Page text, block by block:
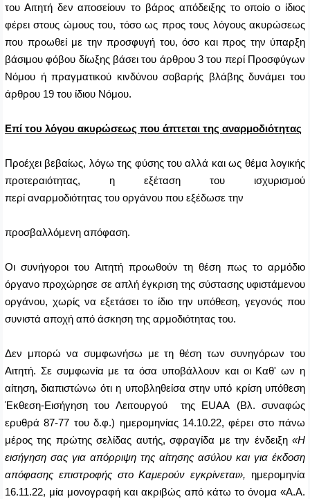
του Αιτητή δεν αποσείουν το βάρος απόδειξης το οποίο ο ίδιος
φέρει στους ώμους του, τόσο ως προς τους λόγους ακυρώσεως
που προωθεί με την προσφυγή του, όσο και προς την ύπαρξη
βάσιμου φόβου δίωξης βάσει του άρθρου 3 του περί Προσφύγων
Νόμου ή πραγματικού κινδύνου σοβαρής βλάβης δυνάμει του
άρθρου 19 του ίδιου Νόμου.
Επί του λόγου ακυρώσεως που άπτεται της αναρμοδιότητας
Προέχει βεβαίως, λόγω της φύσης του αλλά και ως θέμα λογικής
προτεραιότητας, η εξέταση του ισχυρισμού
περί αναρμοδιότητας του οργάνου που εξέδωσε την
προσβαλλόμενη απόφαση.
Οι συνήγοροι του Αιτητή προωθούν τη θέση πως το αρμόδιο
όργανο προχώρησε σε απλή έγκριση της σύστασης υφιστάμενου
οργάνου, χωρίς να εξετάσει το ίδιο την υπόθεση, γεγονός που
συνιστά αποχή από άσκηση της αρμοδιότητας του.
Δεν μπορώ να συμφωνήσω με τη θέση των συνηγόρων του
Αιτητή. Σε συμφωνία με τα όσα υποβάλλουν και οι Καθ' ων η
αίτηση, διαπιστώνω ότι η υποβληθείσα στην υπό κρίση υπόθεση
Έκθεση-Εισήγηση του Λειτουργού της EUAA (Βλ. συναφώς
ερυθρά 87-77 του δ.φ.) ημερομηνίας 14.10.22, φέρει στο πάνω
μέρος της πρώτης σελίδας αυτής, σφραγίδα με την ένδειξη «Η
εισήγηση σας για απόρριψη της αίτησης ασύλου και για έκδοση
απόφασης επιστροφής στο Καμερούν εγκρίνεται», ημερομηνία
16.11.22, μία μονογραφή και ακριβώς από κάτω το όνομα «Α.Α.